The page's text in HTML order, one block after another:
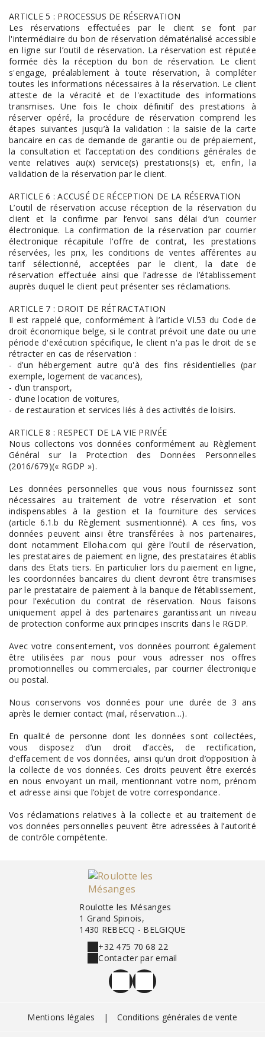
ARTICLE 5 : PROCESSUS DE RÉSERVATION
Les réservations effectuées par le client se font par
l'intermédiaire du bon de réservation dématérialisé accessible
en ligne sur l’outil de réservation. La réservation est réputée
formée dès la réception du bon de réservation. Le client
s'engage, préalablement à toute réservation, à compléter
toutes les informations nécessaires à la réservation. Le client
atteste de la véracité et de l'exactitude des informations
transmises. Une fois le choix définitif des prestations à
réserver opéré, la procédure de réservation comprend les
étapes suivantes jusqu’à la validation : la saisie de la carte
bancaire en cas de demande de garantie ou de prépaiement,
la consultation et l’acceptation des conditions générales de
vente relatives au(x) service(s) prestations(s) et, enfin, la
validation de la réservation par le client.
ARTICLE 6 : ACCUSÉ DE RÉCEPTION DE LA RÉSERVATION
L’outil de réservation accuse réception de la réservation du
client et la confirme par l’envoi sans délai d’un courrier
électronique. La confirmation de la réservation par courrier
électronique récapitule l'offre de contrat, les prestations
réservées, les prix, les conditions de ventes afférentes au
tarif sélectionné, acceptées par le client, la date de
réservation effectuée ainsi que l’adresse de l’établissement
auprès duquel le client peut présenter ses réclamations.
ARTICLE 7 : DROIT DE RÉTRACTATION
Il est rappelé que, conformément à l’article VI.53 du Code de
droit économique belge, si le contrat prévoit une date ou une
période d'exécution spécifique, le client n'a pas le droit de se
rétracter en cas de réservation :
- d’un hébergement autre qu'à des fins résidentielles (par
exemple, logement de vacances),
- d’un transport,
- d’une location de voitures,
- de restauration et services liés à des activités de loisirs.
ARTICLE 8 : RESPECT DE LA VIE PRIVÉE
Nous collectons vos données conformément au Règlement
Général sur la Protection des Données Personnelles
(2016/679)(« RGDP »).
Les données personnelles que vous nous fournissez sont
nécessaires au traitement de votre réservation et sont
indispensables à la gestion et la fourniture des services
(article 6.1.b du Règlement susmentionné). A ces fins, vos
données peuvent ainsi être transférées à nos partenaires,
dont notamment Elloha.com qui gère l’outil de réservation,
les prestataires de paiement en ligne, des prestataires établis
dans des Etats tiers. En particulier lors du paiement en ligne,
les coordonnées bancaires du client devront être transmises
par le prestataire de paiement à la banque de l’établissement,
pour l’exécution du contrat de réservation. Nous faisons
uniquement appel à des partenaires garantissant un niveau
de protection conforme aux principes inscrits dans le RGDP.
Avec votre consentement, vos données pourront également
être utilisées par nous pour vous adresser nos offres
promotionnelles ou commerciales, par courrier électronique
ou postal.
Nous conservons vos données pour une durée de 3 ans
après le dernier contact (mail, réservation…).
En qualité de personne dont les données sont collectées,
vous disposez d’un droit d’accès, de rectification,
d’effacement de vos données, ainsi qu’un droit d’opposition à
la collecte de vos données. Ces droits peuvent être exercés
en nous envoyant un mail, mentionnant votre nom, prénom
et adresse ainsi que l’objet de votre correspondance.
Vos réclamations relatives à la collecte et au traitement de
vos données personnelles peuvent être adressées à l’autorité
de contrôle compétente.
Roulotte les Mésanges
1 Grand Spinois,
1430 REBECQ - BELGIQUE
+32 475 70 68 22
Contacter par email
Mentions légales | Conditions générales de vente